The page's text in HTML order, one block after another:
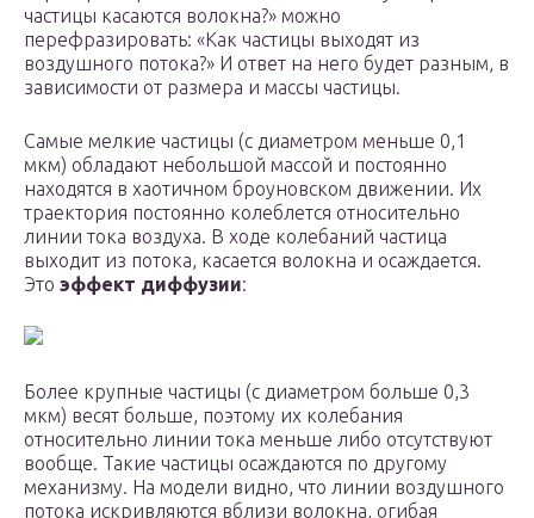
частицы касаются волокна?» можно
перефразировать: «Как частицы выходят из
воздушного потока?» И ответ на него будет разным, в
зависимости от размера и массы частицы.
Самые мелкие частицы (с диаметром меньше 0,1
мкм) обладают небольшой массой и постоянно
находятся в хаотичном броуновском движении. Их
траектория постоянно колеблется относительно
линии тока воздуха. В ходе колебаний частица
выходит из потока, касается волокна и осаждается.
Это эффект диффузии:
Более крупные частицы (с диаметром больше 0,3
мкм) весят больше, поэтому их колебания
относительно линии тока меньше либо отсутствуют
вообще. Такие частицы осаждаются по другому
механизму. На модели видно, что линии воздушного
потока искривляются вблизи волокна, огибая